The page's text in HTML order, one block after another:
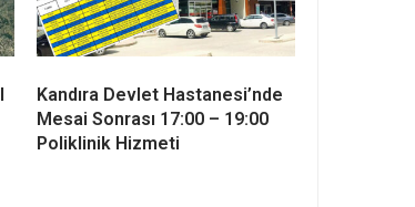
Kandıra Devlet Hastanesi’nde
Mesai Sonrası 17:00 – 19:00
Poliklinik Hizmeti